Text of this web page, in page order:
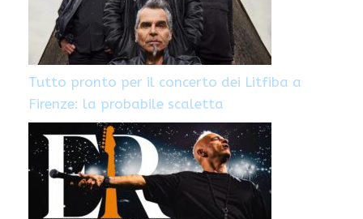
Tutto pronto per il concerto dei Litfiba a
Firenze: la probabile scaletta